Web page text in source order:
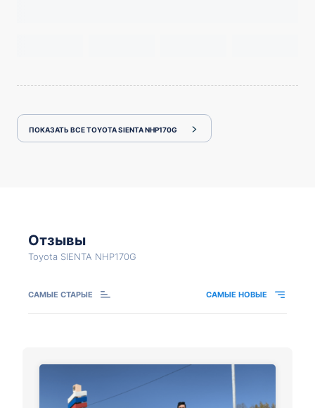
ПОКАЗАТЬ ВСЕ TOYOTA SIENTA NHP170G
Отзывы
Toyota SIENTA NHP170G
САМЫЕ СТАРЫЕ САМЫЕ НОВЫЕ